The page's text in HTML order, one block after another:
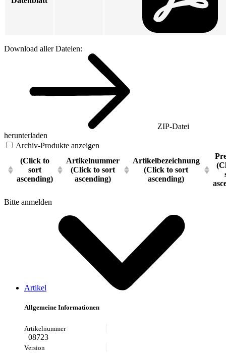
Download aller Dateien:
ZIP-Datei
herunterladen
Archiv-Produkte anzeigen
(Click to
sort
ascending)
Artikelnummer
(Click to sort
ascending)
Artikelbezeichnung
(Click to sort
ascending)
Bitte anmelden
Artikel
Allgemeine Informationen
08723